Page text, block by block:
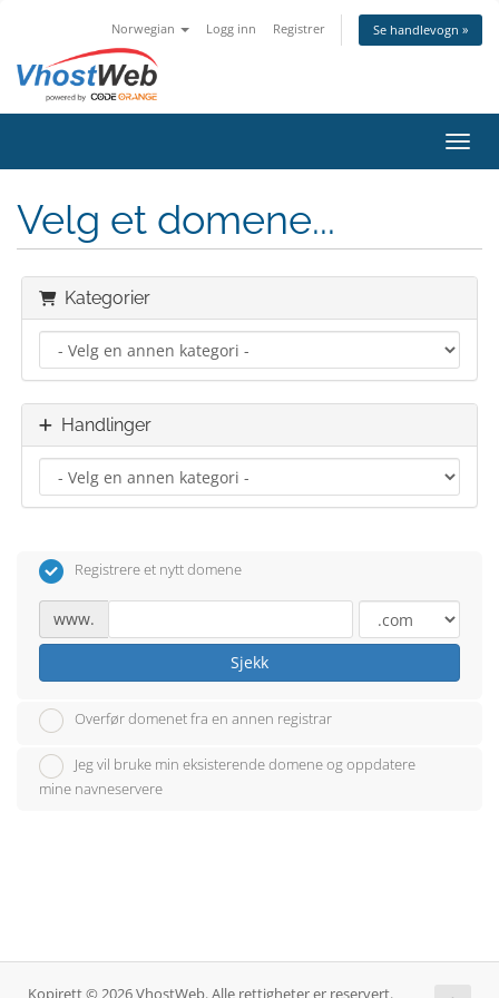
Norwegian Logg inn Registrer Se handlevogn »
Bytt
Velg et domene...
Kategorier
Handlinger
Registrere et nytt domene
www.
Sjekk
Overfør domenet fra en annen registrar
Jeg vil bruke min eksisterende domene og oppdatere
mine navneservere
Kopirett © 2026 VhostWeb. Alle rettigheter er reservert.